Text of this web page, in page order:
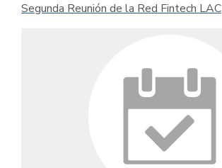
Segunda Reunión de la Red Fintech LAC